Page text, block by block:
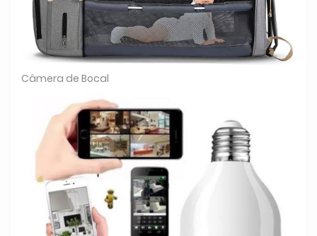
Câmera de Bocal